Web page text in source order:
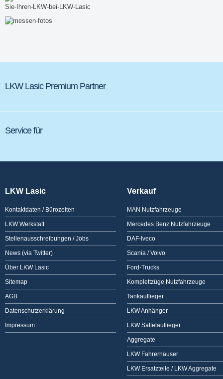
LKW Lasic Premium Partner
Service für
LKW Lasic
Kontaktdaten / Bürozeiten
LKW Werkstatt
Stellenausschreibungen / Jobs
News (via Twitter)
Über LKW Lasic
Sitemap
AGB
Datenschutzerklärung
Impressum
Verkauf
MAN Nutzfahrzeuge
Mercedes Benz Nutzfahrzeuge
DAF-Iveco
Scania / Volvo
Ford-Trucks
Komplettzüge Nutzfahrzeuge
Tankauflieger
LKW Anhänger
LKW Sattelauflieger
Aggregate
LKW Fahrerhäuser
LKW Ersatzteile / LKW Aggregate